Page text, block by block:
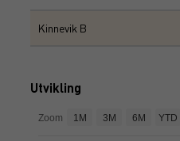
Kinnevik B
Utvikling
Zoom 1M 3M 6M YTD